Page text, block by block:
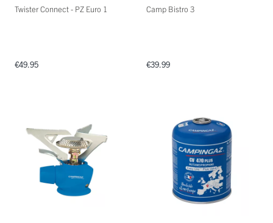
Twister Connect - PZ Euro 1
€49.95
Camp Bistro 3
€39.99